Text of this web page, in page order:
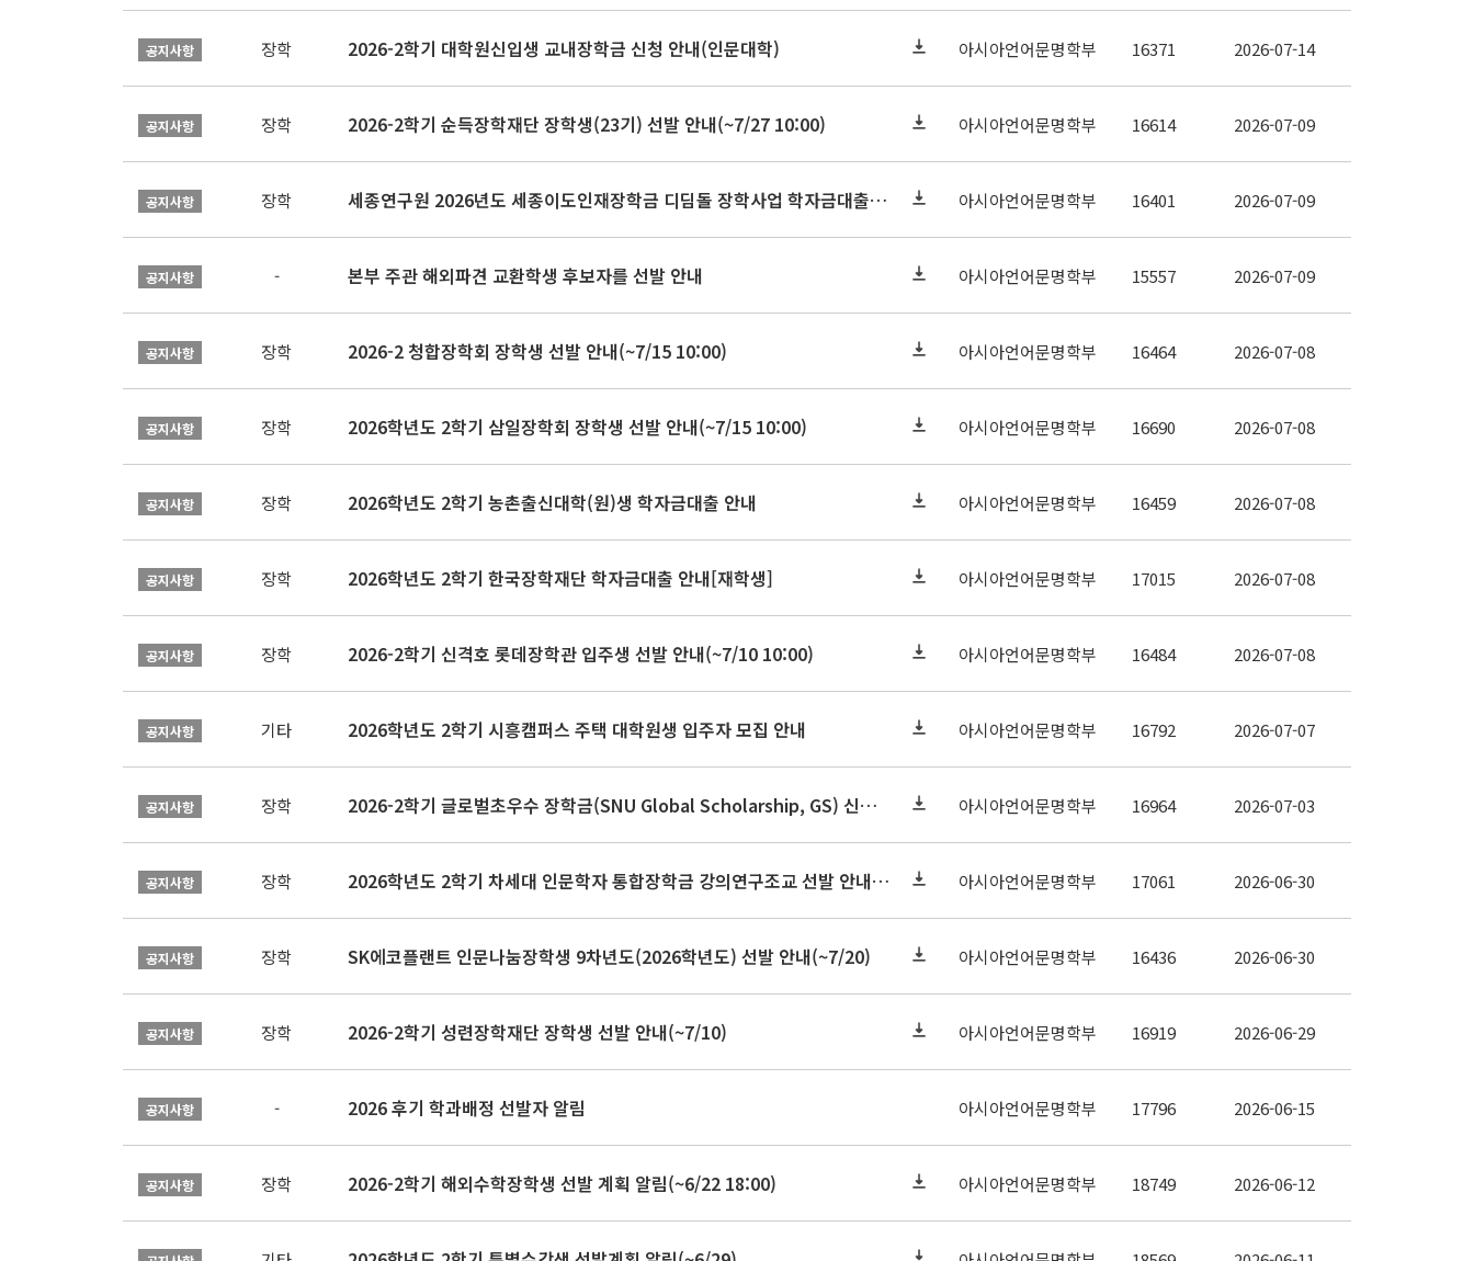
공지사항 장학 2026-2학기 대학원신입생 교내장학금 신청 안내(인문대학) 아시아언어문명학부 16371 2026-07-14
공지사항 장학 2026-2학기 순득장학재단 장학생(23기) 선발 안내(~7/27 10:00) 아시아언어문명학부 16614 2026-07-09
공지사항 장학 세종연구원 2026년도 세종이도인재장학금 디딤돌 장학사업 학자금대출 관련분야(원금상환, 이자지원) 신청 사업 안내 아시아언어문명학부 16401 2026-07-09
공지사항 - 본부 주관 해외파견 교환학생 후보자를 선발 안내 아시아언어문명학부 15557 2026-07-09
공지사항 장학 2026-2 청합장학회 장학생 선발 안내(~7/15 10:00) 아시아언어문명학부 16464 2026-07-08
공지사항 장학 2026학년도 2학기 삼일장학회 장학생 선발 안내(~7/15 10:00) 아시아언어문명학부 16690 2026-07-08
공지사항 장학 2026학년도 2학기 농촌출신대학(원)생 학자금대출 안내 아시아언어문명학부 16459 2026-07-08
공지사항 장학 2026학년도 2학기 한국장학재단 학자금대출 안내[재학생] 아시아언어문명학부 17015 2026-07-08
공지사항 장학 2026-2학기 신격호 롯데장학관 입주생 선발 안내(~7/10 10:00) 아시아언어문명학부 16484 2026-07-08
공지사항 기타 2026학년도 2학기 시흥캠퍼스 주택 대학원생 입주자 모집 안내 아시아언어문명학부 16792 2026-07-07
공지사항 장학 2026-2학기 글로벌초우수 장학금(SNU Global Scholarship, GS) 신청 안내(~7/12 23:00) 아시아언어문명학부 16964 2026-07-03
공지사항 장학 2026학년도 2학기 차세대 인문학자 통합장학금 강의연구조교 선발 안내(~7/8) 아시아언어문명학부 17061 2026-06-30
공지사항 장학 SK에코플랜트 인문나눔장학생 9차년도(2026학년도) 선발 안내(~7/20) 아시아언어문명학부 16436 2026-06-30
공지사항 장학 2026-2학기 성련장학재단 장학생 선발 안내(~7/10) 아시아언어문명학부 16919 2026-06-29
공지사항 - 2026 후기 학과배정 선발자 알림 아시아언어문명학부 17796 2026-06-15
공지사항 장학 2026-2학기 해외수학장학생 선발 계획 알림(~6/22 18:00) 아시아언어문명학부 18749 2026-06-12